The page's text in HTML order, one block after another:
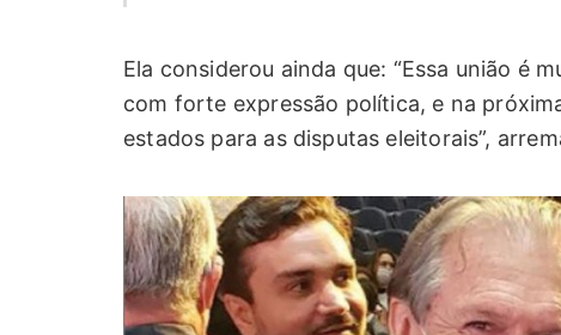
Ela considerou ainda que: “Essa união é
com forte expressão política, e na
estados para as disputas eleitorais”,